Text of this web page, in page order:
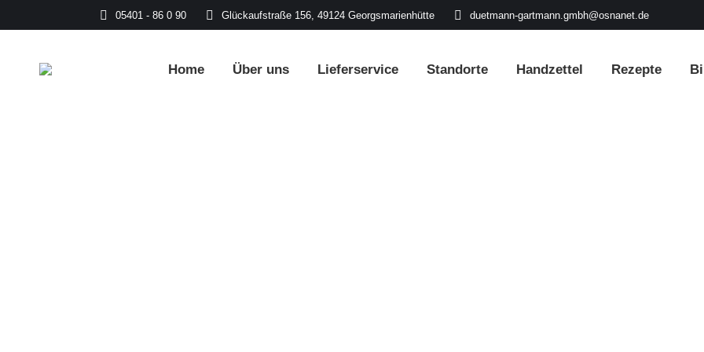
05401 - 86 0 90 Glückaufstraße 156, 49124 Georgsmarienhütte duetmann-gartmann.gmbh@osnanet.de
Home Über uns Lieferservice Standorte Handzettel Rezepte